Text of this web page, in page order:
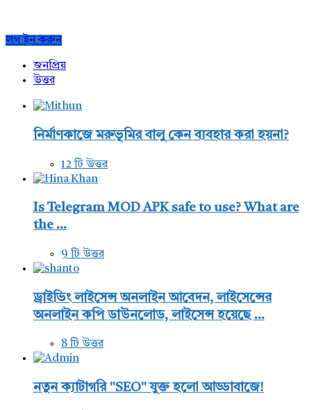
Sidebar
লগ ইন করুন
জনপ্রিয়
উত্তর
নির্মাণকাজে মরুভূমির বালু কেন ব্যবহার করা হয়না?
12 টি উত্তর
Is Telegram MOD APK safe to use? What are
the ...
9 টি উত্তর
ড্রাইভিং লাইসেন্স অনলাইন আবেদন, লাইসেন্সের
অনলাইন কপি ডাউনলোড, লাইসেন্স হয়েছে ...
8 টি উত্তর
নতুন ক্যাটাগরি "SEO" যুক্ত হলো আড্ডাবাজে!